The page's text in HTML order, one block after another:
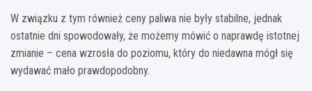
W związku z tym również ceny paliwa nie były stabilne, jednak
ostatnie dni spowodowały, że możemy mówić o naprawdę istotnej
zmianie – cena wzrosła do poziomu, który do niedawna mógł się
wydawać mało prawdopodobny.